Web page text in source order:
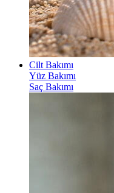
Cilt Bakımı
Yüz Bakımı
Saç Bakımı